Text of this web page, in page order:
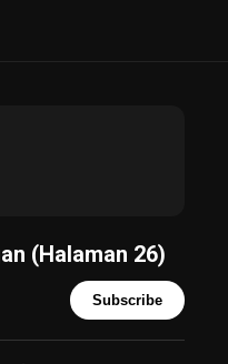
(Halaman 26)
Subscribe